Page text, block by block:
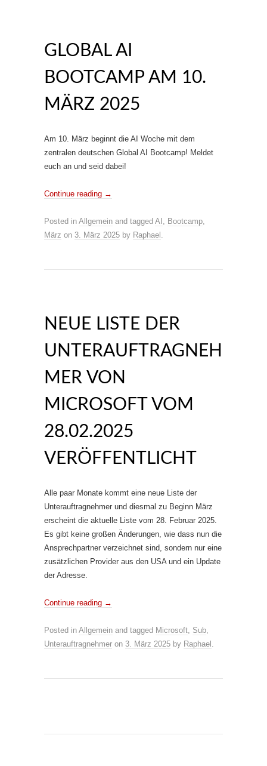
GLOBAL AI
BOOTCAMP AM 10.
MÄRZ 2025
Am 10. März beginnt die AI Woche mit dem
zentralen deutschen Global AI Bootcamp! Meldet
euch an und seid dabei!
Continue reading →
Posted in Allgemein and tagged AI , Bootcamp,
März on 3. März 2025 by Raphael .
NEUE LISTE DER
UNTERAUFTRAGNEH
MER VON
MICROSOFT VOM
28.02.2025
VERÖFFENTLICHT
Alle paar Monate kommt eine neue Liste der
Unterauftragnehmer und diesmal zu Beginn März
erscheint die aktuelle Liste vom 28. Februar 2025.
Es gibt keine großen Änderungen, wie dass nun die
Ansprechpartner verzeichnet sind, sondern nur eine
zusätzlichen Provider aus den USA und ein Update
der Adresse.
Continue reading →
Posted in Allgemein and tagged Microsoft, Sub,
Unterauftragnehmer on 3. März 2025 by Raphael .